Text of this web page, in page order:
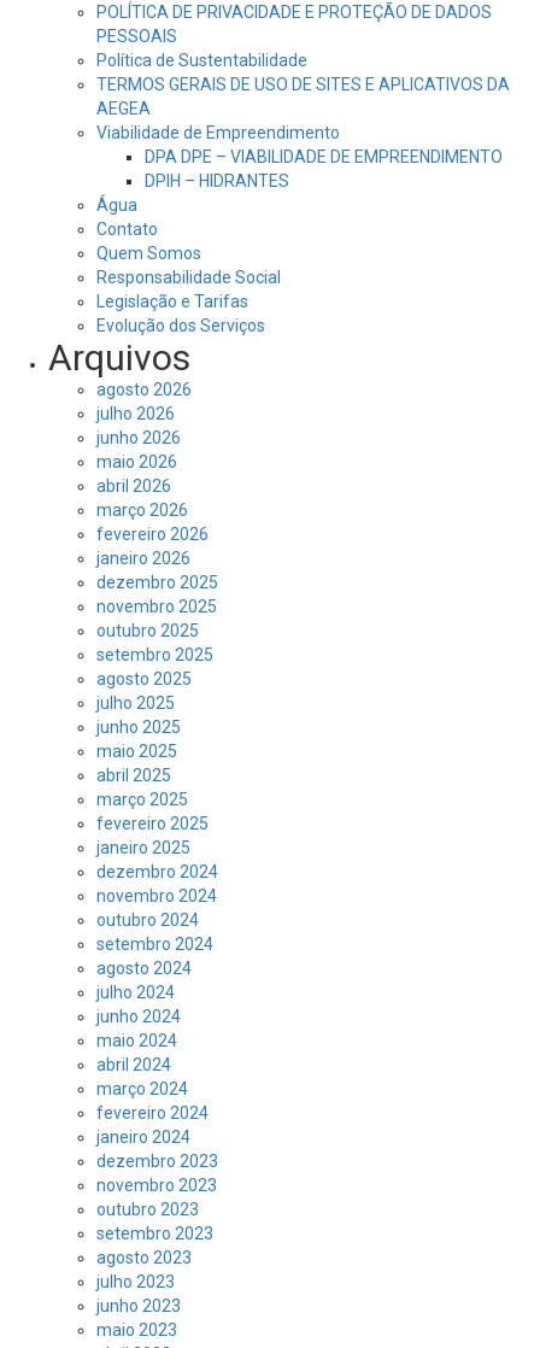
POLÍTICA DE PRIVACIDADE E PROTEÇÃO DE DADOS
PESSOAIS
Política de Sustentabilidade
TERMOS GERAIS DE USO DE SITES E APLICATIVOS DA
AEGEA
Viabilidade de Empreendimento
DPA DPE – VIABILIDADE DE EMPREENDIMENTO
DPIH – HIDRANTES
Água
Contato
Quem Somos
Responsabilidade Social
Legislação e Tarifas
Evolução dos Serviços
Arquivos
agosto 2026
julho 2026
junho 2026
maio 2026
abril 2026
março 2026
fevereiro 2026
janeiro 2026
dezembro 2025
novembro 2025
outubro 2025
setembro 2025
agosto 2025
julho 2025
junho 2025
maio 2025
abril 2025
março 2025
fevereiro 2025
janeiro 2025
dezembro 2024
novembro 2024
outubro 2024
setembro 2024
agosto 2024
julho 2024
junho 2024
maio 2024
abril 2024
março 2024
fevereiro 2024
janeiro 2024
dezembro 2023
novembro 2023
outubro 2023
setembro 2023
agosto 2023
julho 2023
junho 2023
maio 2023